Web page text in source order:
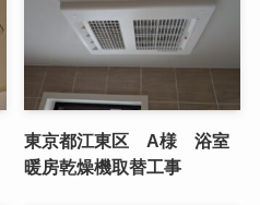
東京都江東区 A様 浴室
暖房乾燥機取替工事